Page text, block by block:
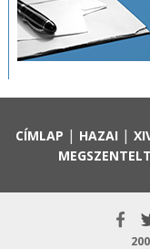
CÍMLAP | HAZAI |